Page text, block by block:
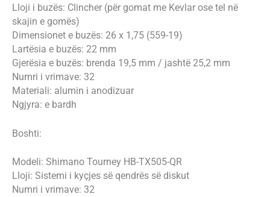
Lloji i buzës: Clincher (për gomat me Kevlar ose tel në
skajin e gomës)
Dimensionet e buzës: 26 x 1,75 (559-19)
Lartësia e buzës: 22 mm
Gjerësia e buzës: brenda 19,5 mm / jashtë 25,2 mm
Numri i vrimave: 32
Materiali: alumin i anodizuar
Ngjyra: e bardh
Boshti:
Modeli: Shimano Tourney HB-TX505-QR
Lloji: Sistemi i kyçjes së qendrës së diskut
Numri i vrimave: 32